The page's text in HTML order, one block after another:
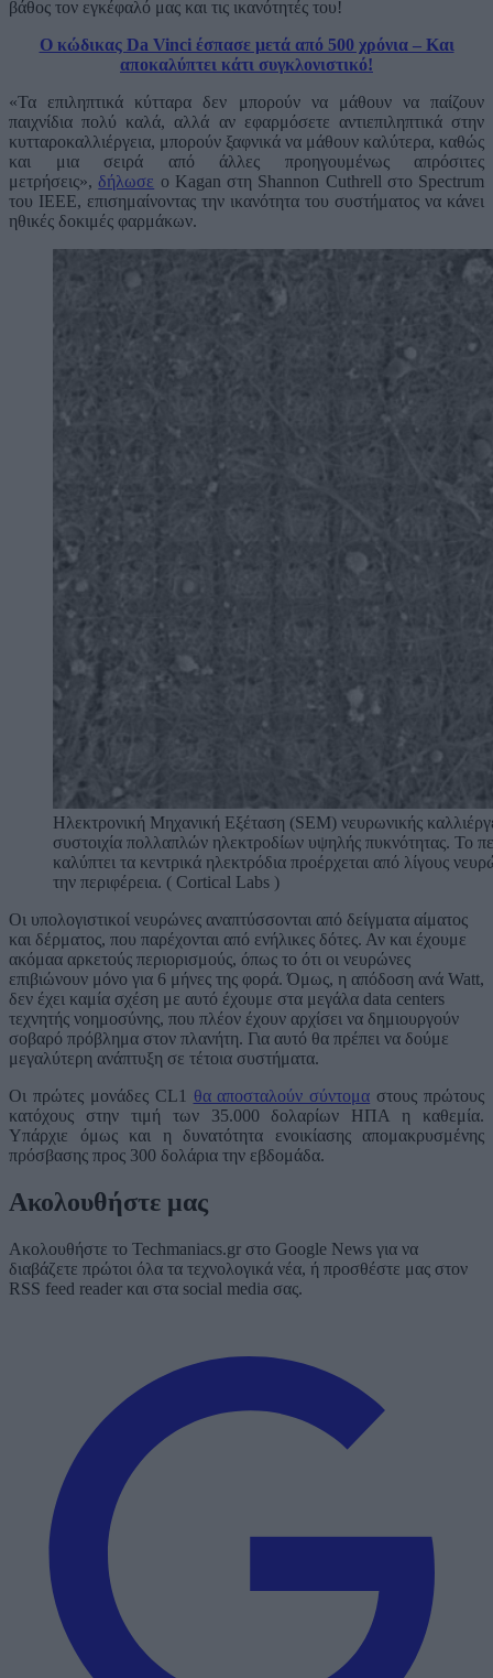
βάθος τον εγκέφαλό μας και τις ικανότητές του!
Ο κώδικας Da Vinci έσπασε μετά από 500 χρόνια – Και
αποκαλύπτει κάτι συγκλονιστικό!
«Τα επιληπτικά κύτταρα δεν μπορούν να μάθουν να παίζουν
παιχνίδια πολύ καλά, αλλά αν εφαρμόσετε αντιεπιληπτικά στην
κυτταροκαλλιέργεια, μπορούν ξαφνικά να μάθουν καλύτερα, καθώς
και μια σειρά από άλλες προηγουμένως απρόσιτες
μετρήσεις», δήλωσε ο Kagan στη Shannon Cuthrell στο Spectrum
του IEEE, επισημαίνοντας την ικανότητα του συστήματος να κάνει
ηθικές δοκιμές φαρμάκων.
Ηλεκτρονική Μηχανική Εξέταση (SEM) νευρωνικής
συστοιχία πολλαπλών ηλεκτροδίων υψηλής πυκνότητας. Το
καλύπτει τα κεντρικά ηλεκτρόδια προέρχεται από λίγους
την περιφέρεια. ( Cortical Labs )
Οι υπολογιστικοί νευρώνες αναπτύσσονται από δείγματα αίματος
και δέρματος, που παρέχονται από ενήλικες δότες. Αν και έχουμε
ακόμαα αρκετούς περιορισμούς, όπως το ότι οι νευρώνες
επιβιώνουν μόνο για 6 μήνες της φορά. Όμως, η απόδοση ανά Watt,
δεν έχει καμία σχέση με αυτό έχουμε στα μεγάλα data centers
τεχνητής νοημοσύνης, που πλέον έχουν αρχίσει να δημιουργούν
σοβαρό πρόβλημα στον πλανήτη. Για αυτό θα πρέπει να δούμε
μεγαλύτερη ανάπτυξη σε τέτοια συστήματα.
Οι πρώτες μονάδες CL1 θα αποσταλούν σύντομα στους πρώτους
κατόχους στην τιμή των 35.000 δολαρίων ΗΠΑ η καθεμία.
Υπάρχιε όμως και η δυνατότητα ενοικίασης απομακρυσμένης
πρόσβασης προς 300 δολάρια την εβδομάδα.
Ακολουθήστε μας
Ακολουθήστε το Techmaniacs.gr στο Google News για να
διαβάζετε πρώτοι όλα τα τεχνολογικά νέα, ή προσθέστε μας στον
RSS feed reader και στα social media σας.